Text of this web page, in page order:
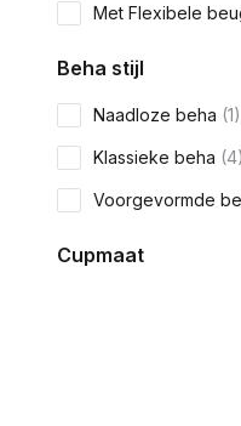
Met Flexibele
Beha stijl
Naadloze beha (1)
Klassieke beha (4)
Voorgevormde
Cupmaat